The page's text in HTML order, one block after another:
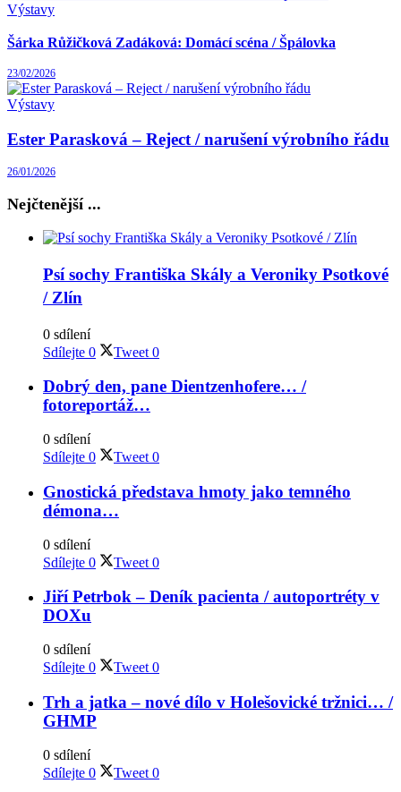
Výstavy
Šárka Růžičková Zadáková: Domácí scéna / Špálovka
23/02/2026
Výstavy
Ester Parasková – Reject / narušení výrobního řádu
26/01/2026
Nejčtenější ...
Psí sochy Františka Skály a Veroniky Psotkové
/ Zlín
0 sdílení
Sdílejte 0 Tweet 0
Dobrý den, pane Dientzenhofere… /
fotoreportáž…
0 sdílení
Sdílejte 0 Tweet 0
Gnostická představa hmoty jako temného
démona…
0 sdílení
Sdílejte 0 Tweet 0
Jiří Petrbok – Deník pacienta / autoportréty v
DOXu
0 sdílení
Sdílejte 0 Tweet 0
Trh a jatka – nové dílo v Holešovické tržnici… /
GHMP
0 sdílení
Sdílejte 0 Tweet 0